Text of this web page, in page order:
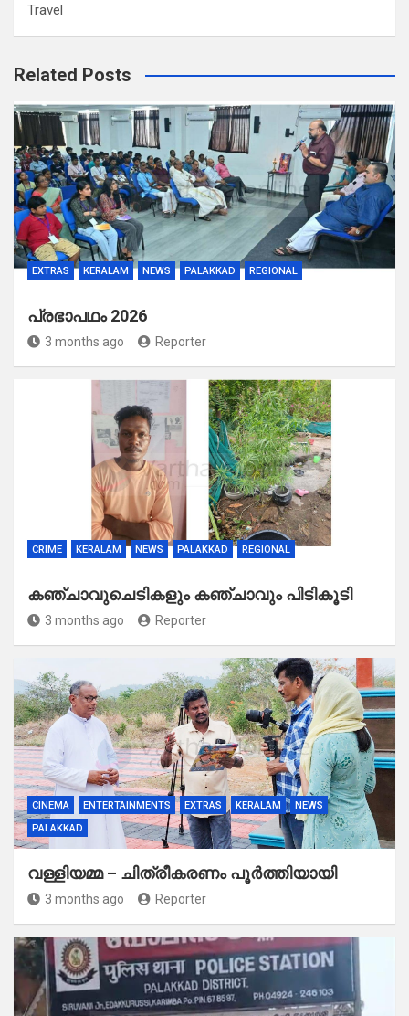
Travel
Related Posts
EXTRAS KERALAM NEWS PALAKKAD REGIONAL
പ്രഭാപഥം 2026
3 months ago Reporter
CRIME KERALAM NEWS PALAKKAD REGIONAL
കഞ്ചാവുചെടികളും കഞ്ചാവും പിടികൂടി
3 months ago Reporter
CINEMA ENTERTAINMENTS EXTRAS KERALAM
NEWS
PALAKKAD
വള്ളിയമ്മ – ചിത്രീകരണം പൂർത്തിയായി
3 months ago Reporter